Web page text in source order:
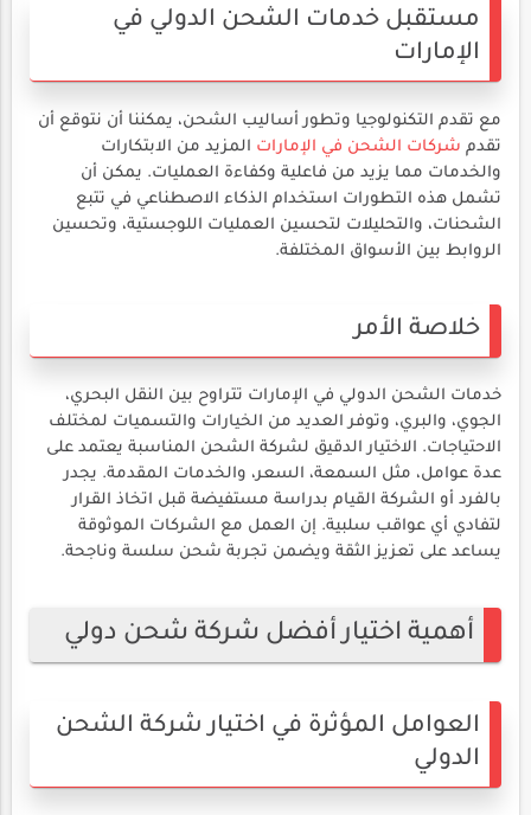
مستقبل خدمات الشحن الدولي في
الإمارات
مع تقدم التكنولوجيا وتطور أساليب الشحن، يمكننا أن نتوقع أن
تقدم شركات الشحن في الإمارات المزيد من الابتكارات
والخدمات مما يزيد من فاعلية وكفاءة العمليات. يمكن أن
تشمل هذه التطورات استخدام الذكاء الاصطناعي في تتبع
الشحنات، والتحليلات لتحسين العمليات اللوجستية، وتحسين
الروابط بين الأسواق المختلفة.
خلاصة الأمر
خدمات الشحن الدولي في الإمارات تتراوح بين النقل البحري،
الجوي، والبري، وتوفر العديد من الخيارات والتسميات لمختلف
الاحتياجات. الاختيار الدقيق لشركة الشحن المناسبة يعتمد على
عدة عوامل، مثل السمعة، السعر، والخدمات المقدمة. يجدر
بالفرد أو الشركة القيام بدراسة مستفيضة قبل اتخاذ القرار
لتفادي أي عواقب سلبية. إن العمل مع الشركات الموثوقة
يساعد على تعزيز الثقة ويضمن تجربة شحن سلسة وناجحة.
أهمية اختيار أفضل شركة شحن دولي
العوامل المؤثرة في اختيار شركة الشحن
الدولي